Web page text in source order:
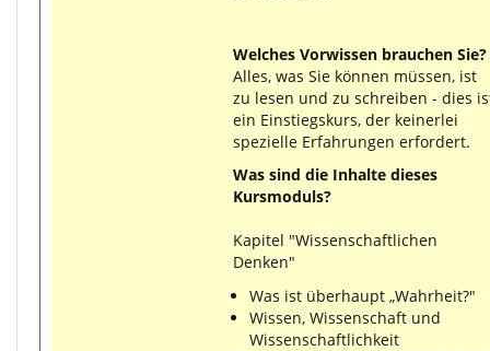
Welches Vorwissen brauchen Sie?
Alles, was Sie können müssen, ist
zu lesen und zu schreiben - dies
ein Einstiegskurs, der keinerlei
spezielle Erfahrungen erfordert.
Was sind die Inhalte dieses
Kursmoduls?
Kapitel "Wissenschaftlichen
Denken"
Was ist überhaupt „Wahrheit?"
Wissen, Wissenschaft und
Wissenschaftlichkeit